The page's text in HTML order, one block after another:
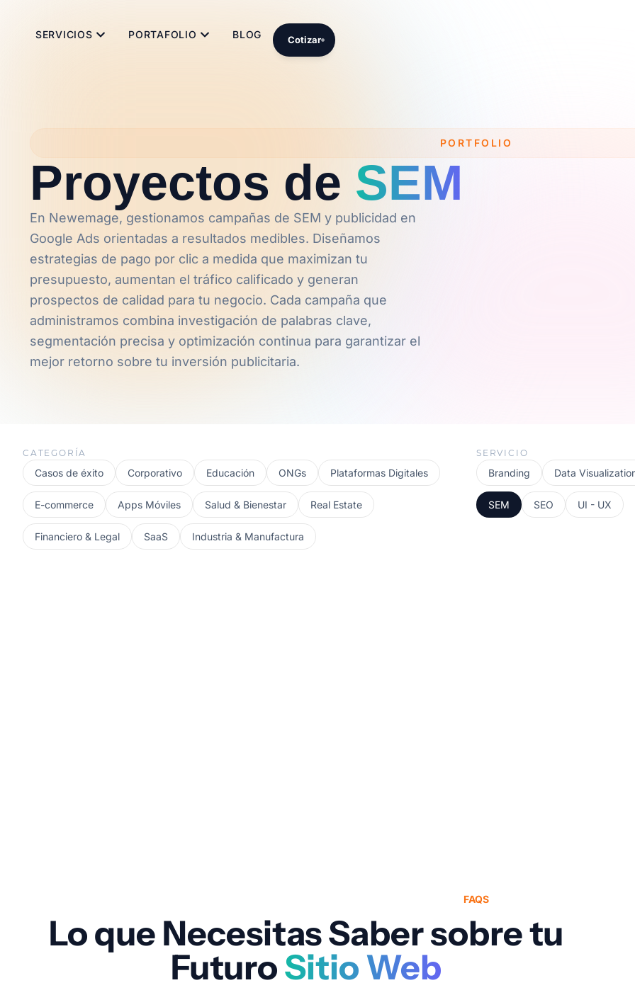
SERVICIOS PORTAFOLIO BLOG Cotizar
PORTFOLIO
Proyectos de SEM
En Newemage, gestionamos campañas de SEM y publicidad en
Google Ads orientadas a resultados medibles. Diseñamos
estrategias de pago por clic a medida que maximizan tu
presupuesto, aumentan el tráfico calificado y generan
prospectos de calidad para tu negocio. Cada campaña que
administramos combina investigación de palabras clave,
segmentación precisa y optimización continua para garantizar el
mejor retorno sobre tu inversión publicitaria.
CATEGORÍA
Casos de éxito Corporativo Educación ONGs Plataformas Digitales
E-commerce Apps Móviles Salud & Bienestar Real Estate
Financiero & Legal SaaS Industria & Manufactura
SERVICIO
Branding Data
SEM SEO UI - UX
FAQS
Lo que Necesitas Saber sobre tu
FuturoSitio Web